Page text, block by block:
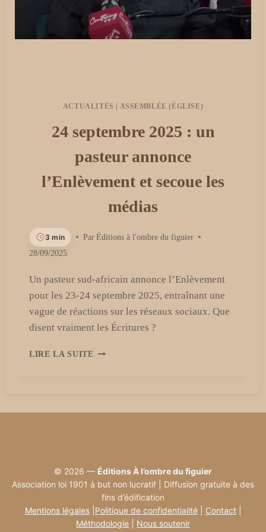
ACTUALITÉS ASSEMBLÉE (ÉGLISE)
24 septembre 2025 : un
pasteur annonce
l’Enlèvement et secoue les
médias
3 min Par Éditions à l'ombre du figuier
28/09/2025
Un pasteur sud-africain annonce l’Enlèvement
pour les 23-24 septembre 2025, entraînant une
vague de réactions sur les réseaux sociaux. Que
disent vraiment les Écritures ?
LIRE LA SUITE
PASTEUR
LES
MÉDIAS
© 2026 — Éditions À l’ombre du figuier
Association loi 1901 à but non lucratif | Diffusion gratuite à des
fins d’édification
Mentions légales| Politique de confidentialité| Contact|
Méthodologie
Nous soutenir